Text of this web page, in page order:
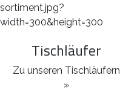
Tischläufer
Zu unseren Tischläufern
»